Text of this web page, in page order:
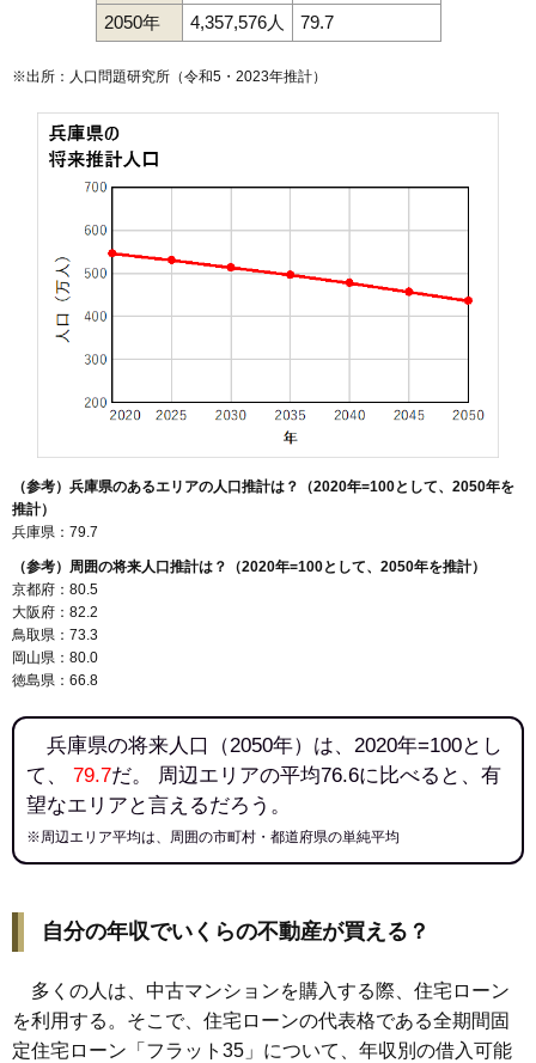
2050年
4,357,576人 79.7
※出所：人口問題研究所（令和5・2023年推計）
（参考）兵庫県のあるエリアの人口推計は？（2020年=100として、2050年を
推計）
兵庫県：79.7
（参考）周囲の将来人口推計は？（2020年=100として、2050年を推計）
京都府：80.5
大阪府：82.2
鳥取県：73.3
岡山県：80.0
徳島県：66.8
兵庫県の将来人口（2050年）は、2020年=100とし
て、 79.7だ。 周辺エリアの平均76.6に比べると、有
望なエリアと言えるだろう。
※周辺エリア平均は、周囲の市町村・都道府県の単純平均
自分の年収でいくらの不動産が買える？
多くの人は、中古マンションを購入する際、住宅ローン
を利用する。そこで、住宅ローンの代表格である全期間固
定住宅ローン「フラット35」について、年収別の借入可能